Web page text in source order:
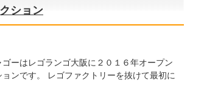
ション
ゴーはレゴランゴ大阪に２０１６年オープン
ンです。 レゴファクトリーを抜けて最初に